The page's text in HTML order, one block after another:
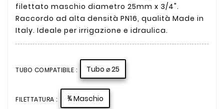
filettato maschio diametro 25mm x 3/4".
Raccordo ad alta densità PN16, qualità Made in
Italy. Ideale per irrigazione e idraulica.
TUBO COMPATIBILE : Tubo ⌀ 25
FILETTATURA : ¾ Maschio